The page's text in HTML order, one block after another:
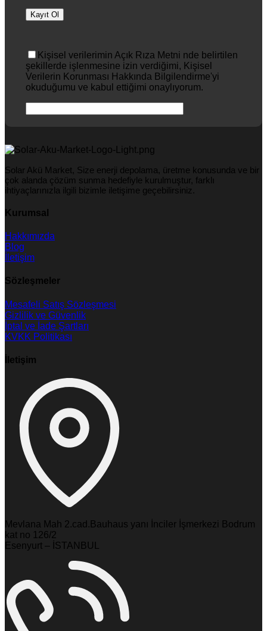
Kişisel verilerimin Açık Rıza Metni nde belirtilen
şekillerde işlenmesine izin verdiğimi, Kişisel
Verilerin Korunması Hakkında Bilgilendirme'yi
okuduğumu ve kabul ettiğimi onaylıyorum.
Solar Akü Market, Size enerji depolama, üretme konusunda ve bir
çok alanda çözüm sunma hedefiyle kurulmuştur, farklı
ihtiyaçlarınızla ilgili bizimle iletişime geçebilirsiniz.
Kurumsal
Hakkımızda
Blog
İletişim
Sözleşmeler
Mesafeli Satış Sözleşmesi
Gizlilik ve Güvenlik
İptal ve İade Şartları
KVKK Politikası
İletişim
Mevlana Mah 2.cad.Bauhaus yanı İnciler İşmerkezi Bodrum
kat no 126/2
Esenyurt – İSTANBUL